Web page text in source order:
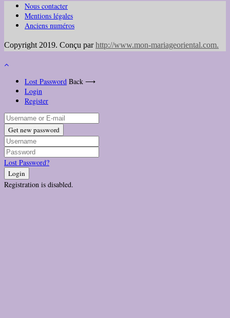
Nous contacter
Mentions légales
Anciens numéros
Copyright 2019. Conçu parhttp://www.mon-mariageoriental.com.
Lost Password Back ⟶
Login
Register
Get new password
Lost Password?
Login
Registration is disabled.